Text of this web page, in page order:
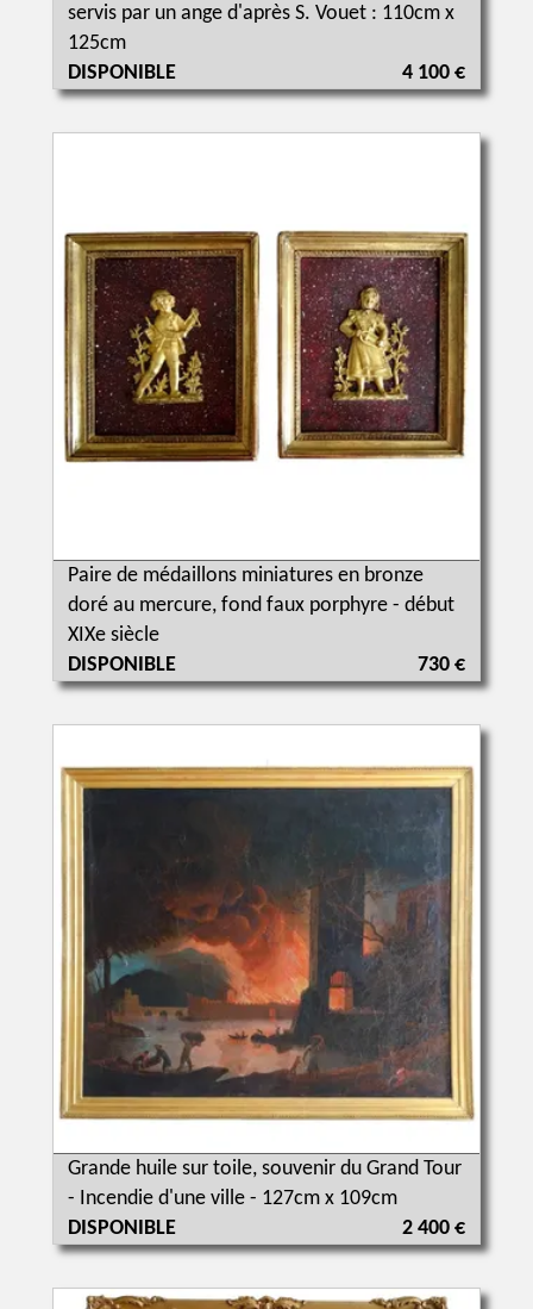
servis par un ange d'après S. Vouet : 110cm x
125cm
DISPONIBLE
4 100 €
Paire de médaillons miniatures en bronze
doré au mercure, fond faux porphyre - début
XIXe siècle
DISPONIBLE
730 €
Grande huile sur toile, souvenir du Grand Tour
- Incendie d'une ville - 127cm x 109cm
DISPONIBLE
2 400 €